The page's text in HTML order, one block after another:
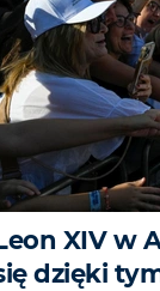
XIV w
dzięki